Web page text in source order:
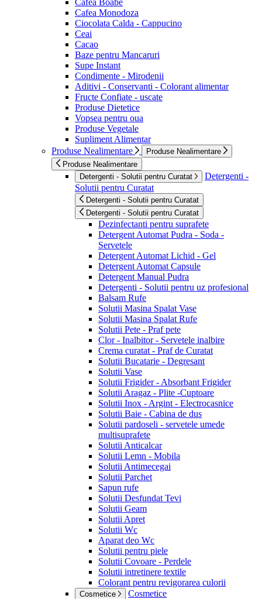
Cafea Monodoza
Ciocolata Calda - Cappucino
Ceai
Cacao
Baze pentru Mancaruri
Supe Instant
Condimente - Mirodenii
Aditivi - Conservanti - Colorant alimentar
Fructe Confiate - uscate
Produse Dietetice
Vopsea pentru oua
Produse Vegetale
Supliment Alimentar
Produse Nealimentare
Produse Nealimentare
Produse Nealimentare
Detergenti - Solutii pentru Curatat
Detergenti -
Solutii pentru Curatat
Detergenti - Solutii pentru Curatat
Detergenti - Solutii pentru Curatat
Dezinfectanti pentru suprafete
Detergent Automat Pudra - Soda -
Servetele
Detergent Automat Lichid - Gel
Detergent Automat Capsule
Detergent Manual Pudra
Detergenti - Solutii pentru uz profesional
Balsam Rufe
Solutii Masina Spalat Vase
Solutii Masina Spalat Rufe
Solutii Pete - Praf pete
Clor - Inalbitor - Servetele inalbire
Crema curatat - Praf de Curatat
Solutii Bucatarie - Degresant
Solutii Vase
Solutii Frigider - Absorbant Frigider
Solutii Aragaz - Plite -Cuptoare
Solutii Inox - Argint - Electrocasnice
Solutii Baie - Cabina de dus
Solutii pardoseli - servetele umede
multisuprafete
Solutii Anticalcar
Solutii Lemn - Mobila
Solutii Antimecegai
Solutii Parchet
Sapun rufe
Solutii Desfundat Tevi
Solutii Geam
Solutii Apret
Solutii Wc
Aparat deo Wc
Solutii pentru piele
Solutii Covoare - Perdele
Solutii intretinere textile
Colorant pentru revigorarea culorii
Cosmetice Cosmetice